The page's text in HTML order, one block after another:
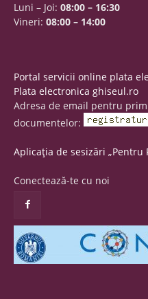
Luni – Joi: 08:00 – 16:30
Vineri: 08:00 – 14:00
Portal servicii online plata
Plata electronica ghiseul.ro
Adresa de email pentru
documentelor:
Aplicația de sesizări „Pentru
Conectează-te cu noi